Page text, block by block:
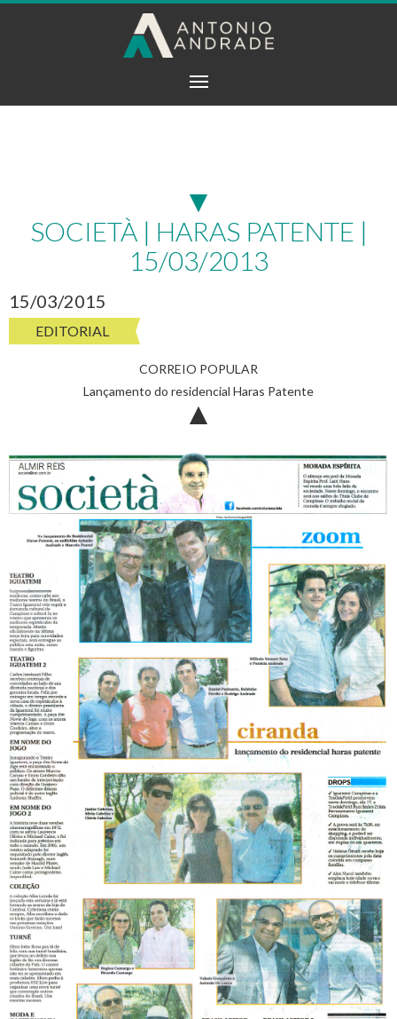
Antonio
INSTITUCIONAL
SOCIETÀ | HARAS PATENTE |
15/03/2013
15/03/2015
EDITORIAL
CORREIO POPULAR
Lançamento do residencial Haras Patente